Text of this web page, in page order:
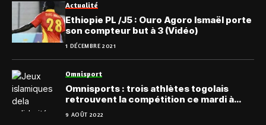
Actualité
Ethiopie PL /J5 : Ouro Agoro Ismaël porte
son compteur but à 3 (Vidéo)
1 DÉCEMBRE 2021
Omnisport
Omnisports : trois athlètes togolais
retrouvent la compétition ce mardi à
Konya
9 AOÛT 2022